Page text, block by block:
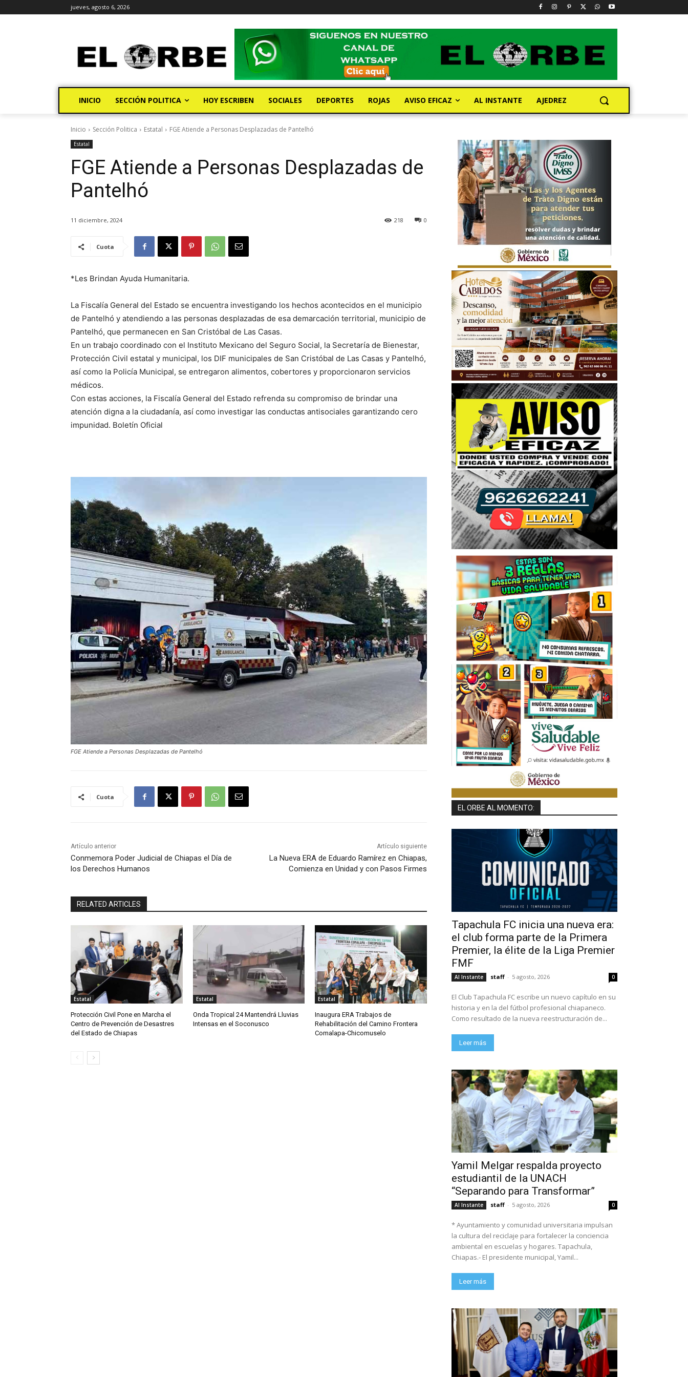
jueves, agosto 6, 2026
INICIO SECCIÓN POLITICA HOY ESCRIBEN SOCIALES DEPORTES ROJAS AVISO EFICAZ AL INSTANTE AJEDREZ
Inicio Sección Politica Estatal FGE Atiende a Personas Desplazadas de Pantelhó
Estatal
FGE Atiende a Personas Desplazadas de
Pantelhó
11 diciembre, 2024 0
218
Cuota
*Les Brindan Ayuda Humanitaria.
La Fiscalía General del Estado se encuentra investigando los hechos acontecidos en el municipio
de Pantelhó y atendiendo a las personas desplazadas de esa demarcación territorial, municipio de
Pantelhó, que permanecen en San Cristóbal de Las Casas.
En un trabajo coordinado con el Instituto Mexicano del Seguro Social, la Secretaría de Bienestar,
Protección Civil estatal y municipal, los DIF municipales de San Cristóbal de Las Casas y Pantelhó,
así como la Policía Municipal, se entregaron alimentos, cobertores y proporcionaron servicios
médicos.
Con estas acciones, la Fiscalía General del Estado refrenda su compromiso de brindar una
atención digna a la ciudadanía, así como investigar las conductas antisociales garantizando cero
impunidad. Boletín Oficial
FGE Atiende a Personas Desplazadas de Pantelhó
Cuota
Artículo anterior
Conmemora Poder Judicial de Chiapas el Día de
los Derechos Humanos
Artículo siguiente
La Nueva ERA de Eduardo Ramírez en Chiapas,
Comienza en Unidad y con Pasos Firmes
RELATED ARTICLES
Estatal
Protección Civil Pone en Marcha el
Centro de Prevención de Desastres
del Estado de Chiapas
Estatal
Onda Tropical 24 Mantendrá Lluvias
Intensas en el Soconusco
Estatal
Inaugura ERA Trabajos de
Rehabilitación del Camino Frontera
Comalapa-Chicomuselo
EL ORBE AL MOMENTO:
Tapachula FC inicia una nueva era:
el club forma parte de la Primera
Premier, la élite de la Liga Premier
FMF
Al Instante staff - 5 agosto, 2026 0
El Club Tapachula FC escribe un nuevo capítulo en su
historia y en la del fútbol profesional chiapaneco.
Como resultado de la nueva reestructuración de...
Leer más
Yamil Melgar respalda proyecto
estudiantil de la UNACH
“Separando para Transformar”
Al Instante staff - 5 agosto, 2026 0
* Ayuntamiento y comunidad universitaria impulsan
la cultura del reciclaje para fortalecer la conciencia
ambiental en escuelas y hogares. Tapachula,
Chiapas.- El presidente municipal, Yamil...
Leer más